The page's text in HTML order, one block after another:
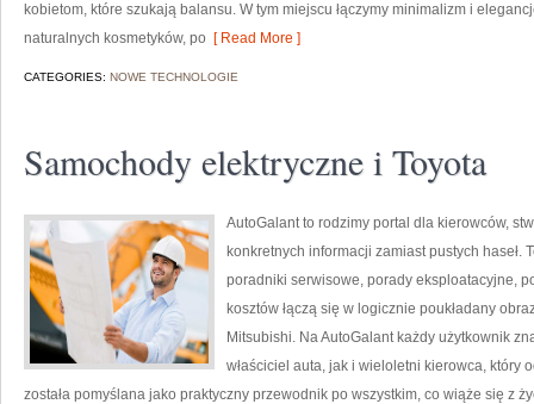
kobietom, które szukają balansu. W tym miejscu łączymy minimalizm i
naturalnych kosmetyków, po [ Read More ]
CATEGORIES: NOWE TECHNOLOGIE
Samochody elektryczne i Toyota
AutoGalant to rodzimy portal dla kierowców,
konkretnych informacji zamiast pustych haseł.
poradniki serwisowe, porady eksploatacyjne,
kosztów łączą się w logicznie poukładany
Mitsubishi. Na AutoGalant każdy użytkownik
właściciel auta, jak i wieloletni kierowca, który
została pomyślana jako praktyczny przewodnik po wszystkim, co wiąże się z